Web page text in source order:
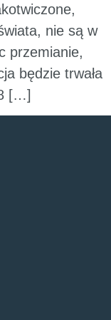
nie są w
przemianie,
będzie trwała
[…]